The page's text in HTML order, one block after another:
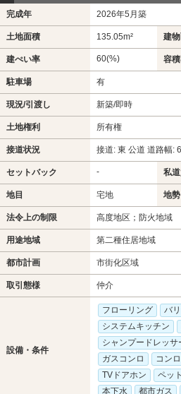
完成年 2026年5月築
土地面積 135.05m² 建
建ぺい率 60(%) 容
駐車場 有
現況/引渡し 新築/即時
土地権利 所有権
接道状況 接道: 東 公道 道路幅:
セットバック - 私
地目 宅地 地勢
法令上の制限 高度地区；防火地域
用途地域 第二種住居地域
都市計画 市街化区域
取引態様 仲介
設備・条件
フローリング バ
システムキッチン
シャンプードレッサ
ガスコンロ
コン
TVドアホン
ペッ
本下水
都市ガス